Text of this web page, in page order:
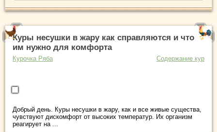
Куры несушки в жару как справляются и что
им нужно для комфорта
Курочка Ряба Содержание кур
Добрый день. Куры несушки в жару, как и все живые существа,
чувствуют дискомфорт от высоких температур. Их организм
реагирует на ...